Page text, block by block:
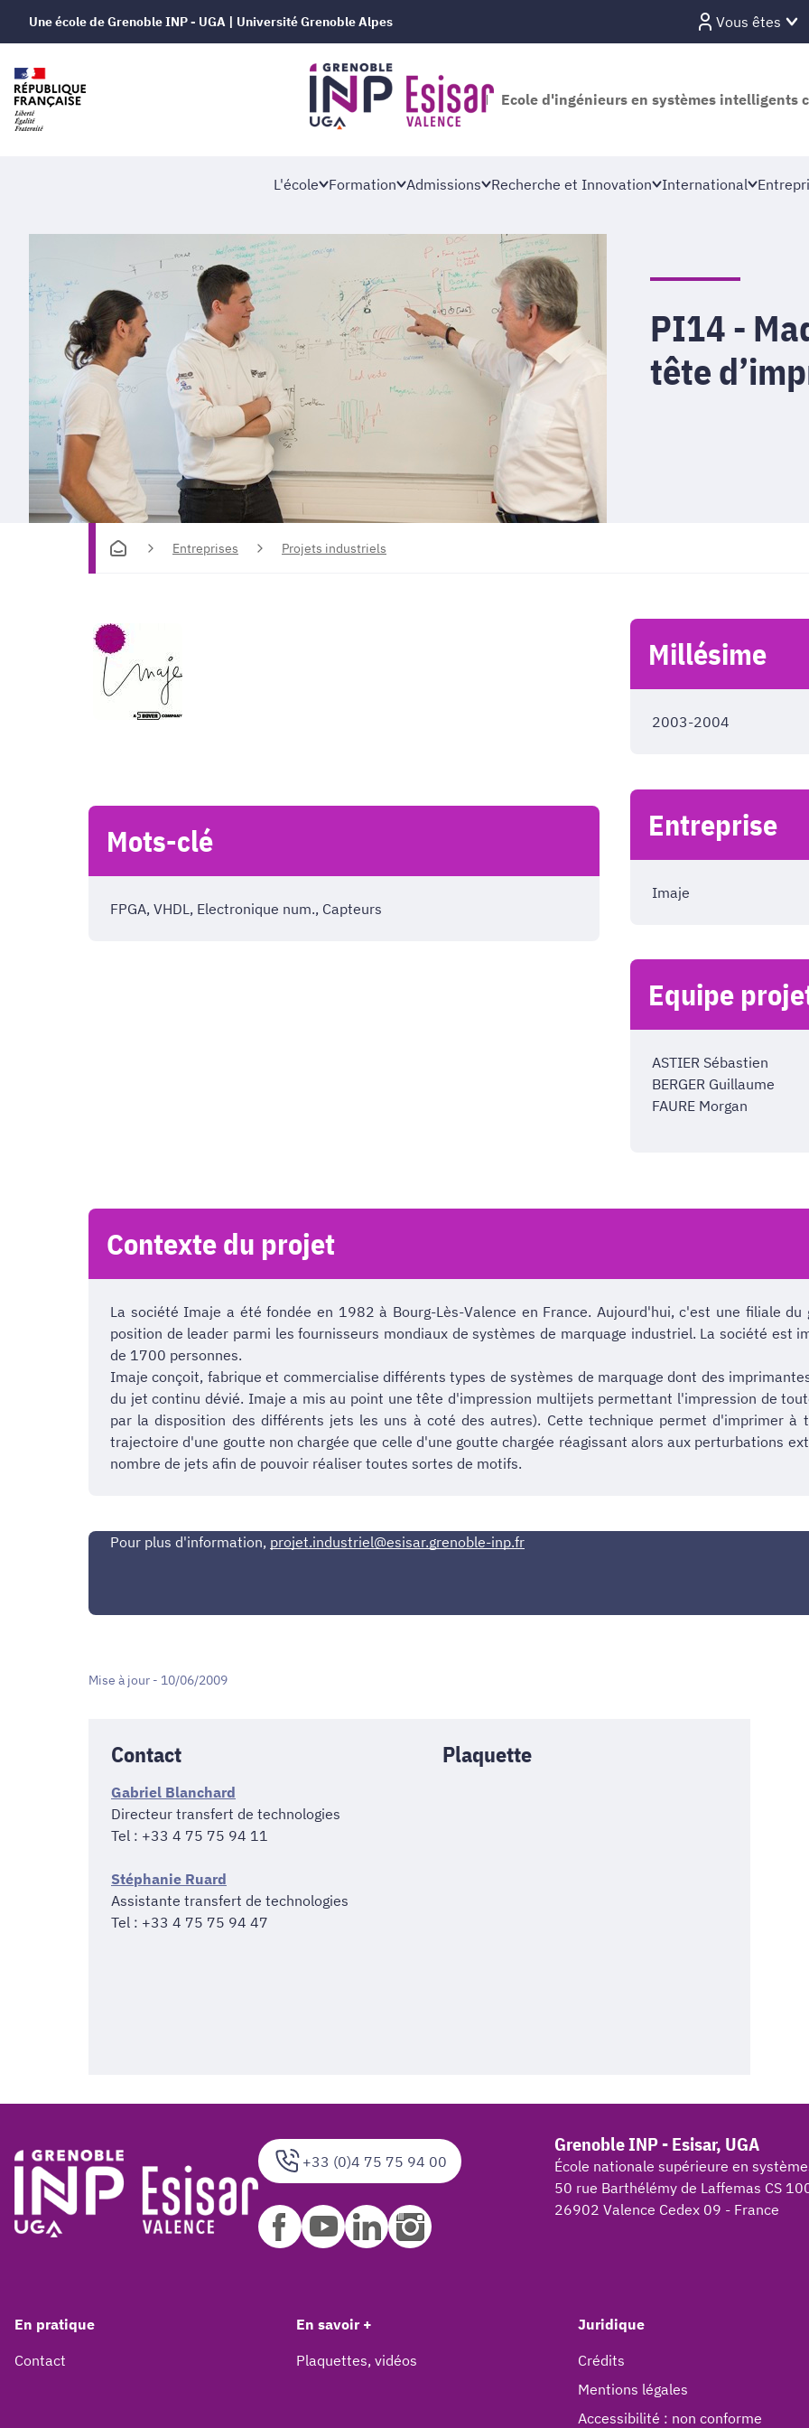
Une école de Grenoble INP - UGA | Université Grenoble Alpes Vous êtes
Ecole d'ingénieurs en systèmes intelligents
L'école Formation Admissions Recherche et Innovation International
PI14 -
tête
Entreprises Projets industriels
Mots-clé
FPGA, VHDL, Electronique num., Capteurs
Millésime
2003-2004
Entreprise
Imaje
Equipe
ASTIER Sébastien
BERGER Guillaume
FAURE Morgan
Contexte du projet
La société Imaje a été fondée en 1982 à Bourg-Lès-Valence en France. Aujourd'hui, c'est une filiale
position de leader parmi les fournisseurs mondiaux de systèmes de marquage industriel. La société est
de 1700 personnes.
Imaje conçoit, fabrique et commercialise différents types de systèmes de marquage dont des
du jet continu dévié. Imaje a mis au point une tête d'impression multijets permettant l'impression de
par la disposition des différents jets les uns à coté des autres). Cette technique permet d'imprimer à
trajectoire d'une goutte non chargée que celle d'une goutte chargée réagissant alors aux perturbations
nombre de jets afin de pouvoir réaliser toutes sortes de motifs.
Pour plus d'information, projet.industriel@esisar.grenoble-inp.fr
Mise à jour - 10/06/2009
Contact
Gabriel Blanchard
Directeur transfert de technologies
Tel : +33 4 75 75 94 11
Stéphanie Ruard
Assistante transfert de technologies
Tel : +33 4 75 75 94 47
Plaquette
+33 (0)4 75 75 94 00
Grenoble INP - Esisar, UGA
École nationale supérieure en
50 rue Barthélémy de Laffemas CS
26902 Valence Cedex 09 - France
En pratique
Contact
En savoir +
Plaquettes, vidéos
Juridique
Crédits
Mentions légales
Accessibilité : non conforme